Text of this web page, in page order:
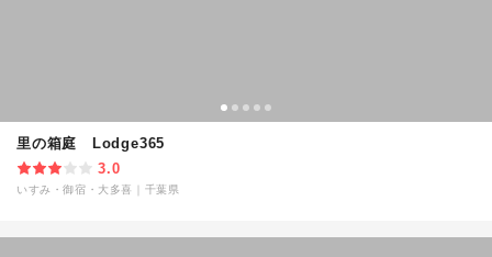
里の箱庭 Lodge365
3.0
いすみ・御宿・大多喜 千葉県